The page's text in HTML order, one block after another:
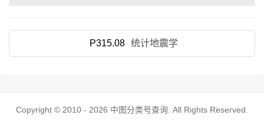
P315.08 统计地震学
Copyright © 2010 - 2026 中图分类号查询 . All Rights Reserved.